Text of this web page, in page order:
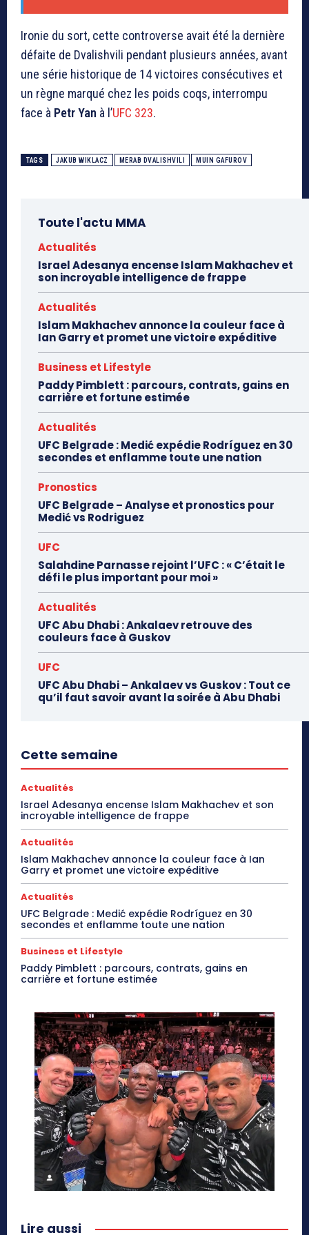
Ironie du sort, cette controverse avait été la dernière
défaite de Dvalishvili pendant plusieurs années, avant
une série historique de 14 victoires consécutives et
un règne marqué chez les poids coqs, interrompu
face à Petr Yan à l’UFC 323.
TAGS JAKUB WIKLACZ MERAB DVALISHVILI MUIN GAFUROV
Toute l'actu MMA
Actualités
Israel Adesanya encense Islam Makhachev et
son incroyable intelligence de frappe
Actualités
Islam Makhachev annonce la couleur face à
Ian Garry et promet une victoire expéditive
Business et Lifestyle
Paddy Pimblett : parcours, contrats, gains en
carrière et fortune estimée
Actualités
UFC Belgrade : Medić expédie Rodríguez en 30
secondes et enflamme toute une nation
Pronostics
UFC Belgrade – Analyse et pronostics pour
Medić vs Rodriguez
UFC
Salahdine Parnasse rejoint l’UFC : « C’était le
défi le plus important pour moi »
Actualités
UFC Abu Dhabi : Ankalaev retrouve des
couleurs face à Guskov
UFC
UFC Abu Dhabi – Ankalaev vs Guskov : Tout ce
qu’il faut savoir avant la soirée à Abu Dhabi
Cette semaine
Actualités
Israel Adesanya encense Islam Makhachev et son
incroyable intelligence de frappe
Actualités
Islam Makhachev annonce la couleur face à Ian
Garry et promet une victoire expéditive
Actualités
UFC Belgrade : Medić expédie Rodríguez en 30
secondes et enflamme toute une nation
Business et Lifestyle
Paddy Pimblett : parcours, contrats, gains en
carrière et fortune estimée
Lire aussi